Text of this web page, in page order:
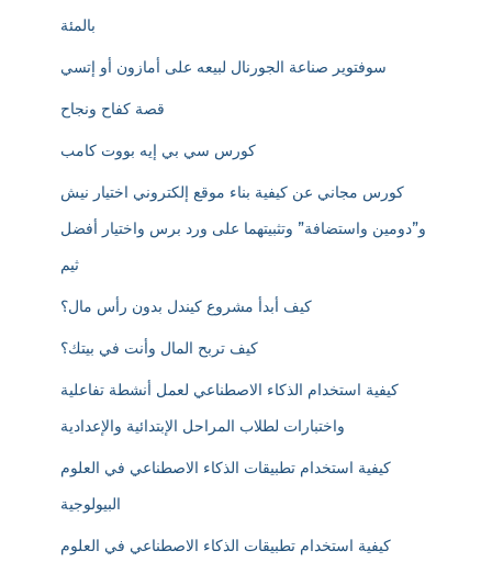
بالمئة
سوفتوير صناعة الجورنال لبيعه على أمازون أو إتسي
قصة كفاح ونجاح
كورس سي بي إيه بووت كامب
كورس مجاني عن كيفية بناء موقع إلكتروني اختيار نيش
و”دومين واستضافة” وتثبيتهما على ورد برس واختيار أفضل
ثيم
كيف أبدأ مشروع كيندل بدون رأس مال؟
كيف تربح المال وأنت في بيتك؟
كيفية استخدام الذكاء الاصطناعي لعمل أنشطة تفاعلية
واختبارات لطلاب المراحل الإبتدائية والإعدادية
كيفية استخدام تطبيقات الذكاء الاصطناعي في العلوم
كيفية استخدام تطبيقات الذكاء الاصطناعي في العلوم